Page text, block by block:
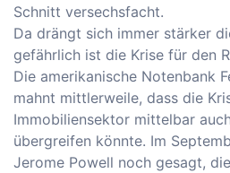
Schnitt versechsfacht.
Da drängt sich immer stärker
gefährlich ist die Krise für den
Die amerikanische Notenbank
mahnt mittlerweile, dass die
Immobiliensektor mittelbar
übergreifen könnte. Im
Jerome Powell noch gesagt,